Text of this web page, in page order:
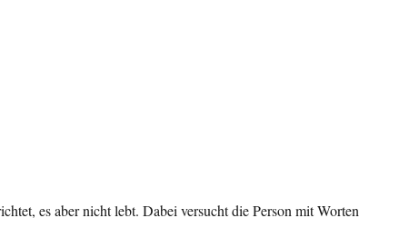
es aber nicht lebt. Dabei versucht die Person mit Worten